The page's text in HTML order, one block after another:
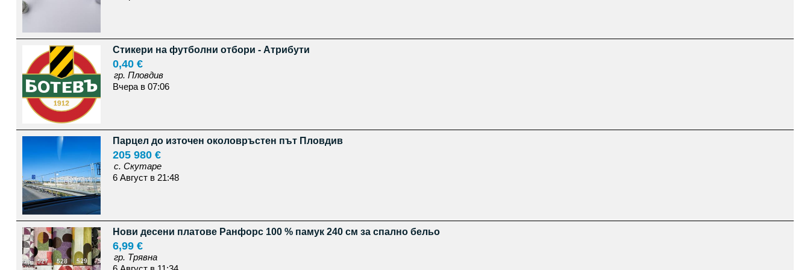
Стикери на футболни отбори - Атрибути
0,40 €
гр. Пловдив
Вчера в 07:06
Парцел до източен околовръстен път Пловдив
205 980 €
с. Скутаре
6 Август в 21:48
Нови десени платове Ранфорс 100 % памук 240 см за спално бельо
6,99 €
гр. Трявна